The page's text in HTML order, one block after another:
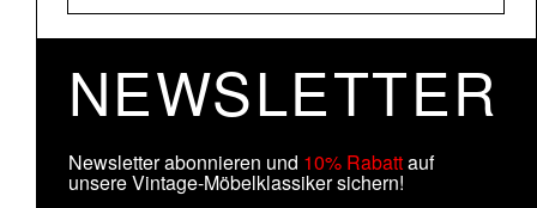
NEWSLETTER
Newsletter abonnieren und 10% Rabattauf
unsere Vintage-Möbelklassiker sichern!